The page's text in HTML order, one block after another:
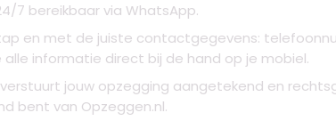
7 bereikbaar via WhatsApp.
en met de juiste contactgegevens:
informatie direct bij de hand op je mobiel.
jouw opzegging aangetekend en
bent van Opzeggen.nl.